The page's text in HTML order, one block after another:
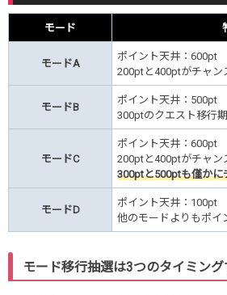
モード
モードA
ポイント天井：600pt
200ptと400ptがチャン
モードB
ポイント天井：500pt
300ptのクエスト移行
モードC
ポイント天井：600pt
200ptと400ptがチャン
300ptと500ptも僅かに
モードD
ポイント天井：100pt
他のモードよりもポイ
モード移行抽選は3つのタイミング